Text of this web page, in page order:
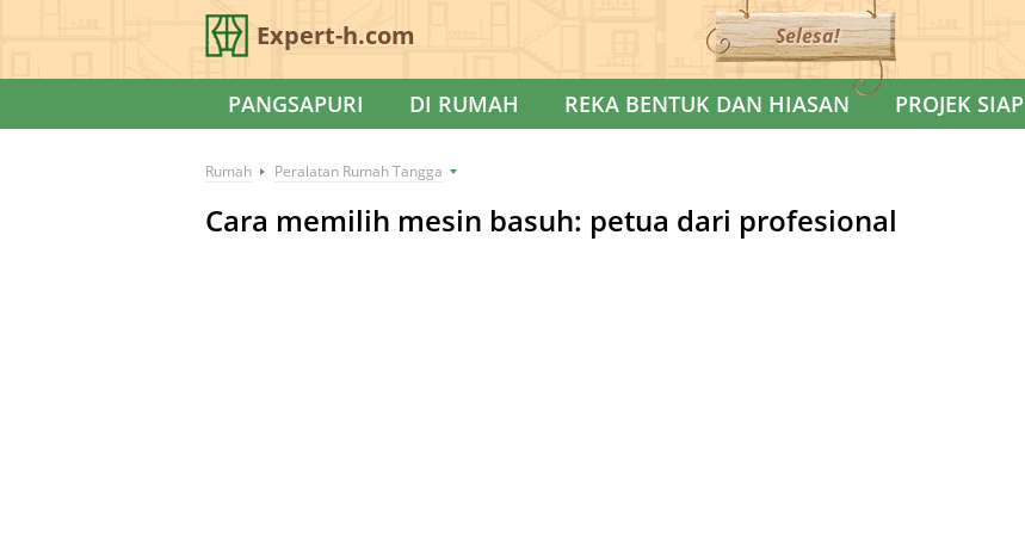
Expert-h.com Selesa!
PANGSAPURI DI RUMAH REKA BENTUK DAN HIASAN PROJEK SIAP
Rumah Peralatan Rumah Tangga
Cara memilih mesin basuh: petua dari profesional